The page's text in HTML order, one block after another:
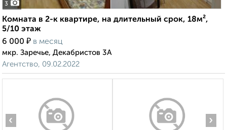
3
Комната в 2-к квартире, на длительный срок, 18м²,
5/10 этаж
6 000 ₽ в месяц
мкр. Заречье, Декабристов 3А
Агентство, 09.02.2022
‹ ›